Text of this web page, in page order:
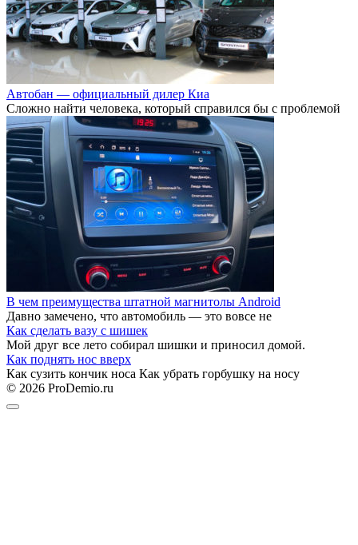
Автобан — официальный дилер Киа
Сложно найти человека, который справился бы с проблемой
В чем преимущества штатной магнитолы Android
Давно замечено, что автомобиль — это вовсе не
Как сделать вазу с шишек
Мой друг все лето собирал шишки и приносил домой.
Как поднять нос вверх
Как сузить кончик носа Как убрать горбушку на носу
© 2026 ProDemio.ru